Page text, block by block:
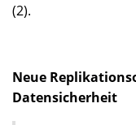
(2).
Neue
Datensicherheit